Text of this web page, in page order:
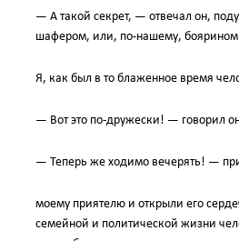
— А такой секрет, — отвечал он,
шафером, или, по-нашему, боярином.
Я, как был в то блаженное время
— Вот это по-дружески! — говорил
— Теперь же ходимо вечерять! —
моему приятелю и открыли его
семейной и политической жизни